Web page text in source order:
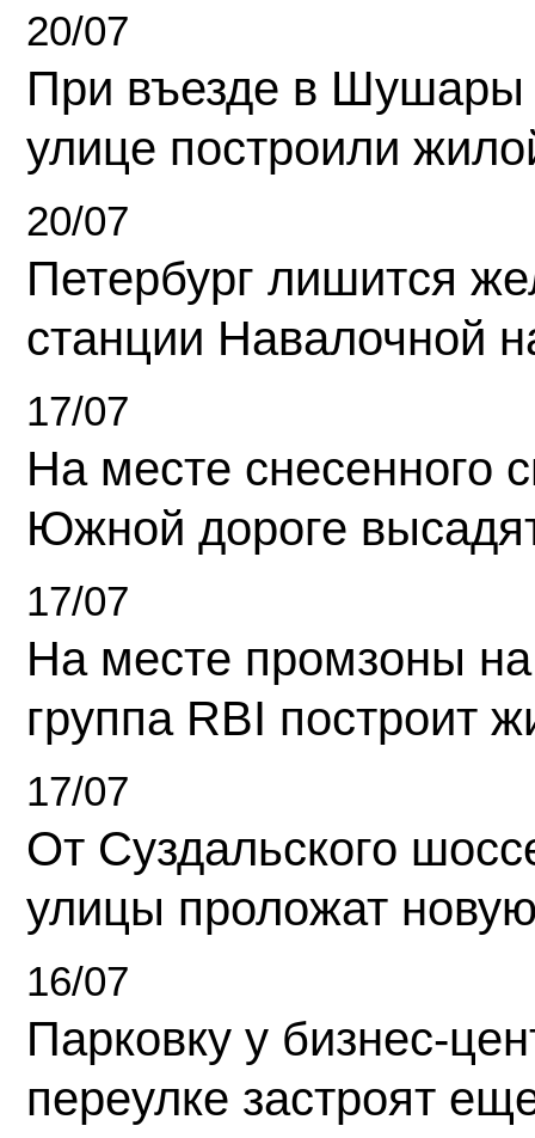
20/07
При въезде в Шушары
улице построили
20/07
Петербург лишится
станции Навалочной
17/07
На месте снесенного
Южной дороге
17/07
На месте промзоны
группа RBI построит
17/07
От Суздальского
улицы проложат
16/07
Парковку у бизнес-
переулке застроят